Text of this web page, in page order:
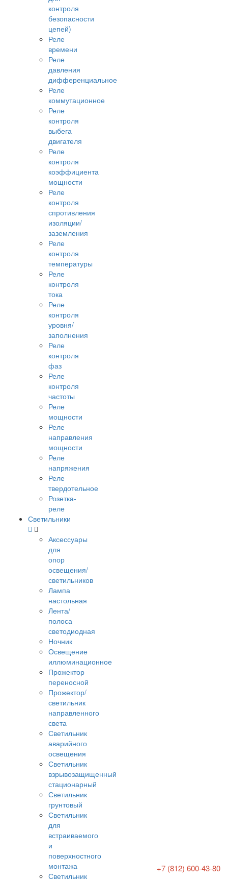
контроля
безопасности
цепей)
Реле
времени
Реле
давления
дифференциальное
Реле
коммутационное
Реле
контроля
выбега
двигателя
Реле
контроля
коэффициента
мощности
Реле
контроля
спротивления
изоляции/
заземления
Реле
контроля
температуры
Реле
контроля
тока
Реле
контроля
уровня/
заполнения
Реле
контроля
фаз
Реле
контроля
частоты
Реле
мощности
Реле
направления
мощности
Реле
напряжения
Реле
твердотельное
Розетка-
реле
Светильники
Аксессуары
для
опор
освещения/
светильников
Лампа
настольная
Лента/
полоса
светодиодная
Ночник
Освещение
иллюминационное
Прожектор
переносной
Прожектор/
светильник
направленного
света
Светильник
аварийного
освещения
Светильник
взрывозащищенный
стационарный
Светильник
грунтовый
Светильник
для
встраиваемого
и
поверхностного
монтажа
Светильник
+7 (812) 600-43-80